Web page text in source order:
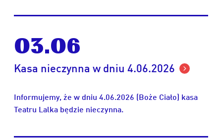
03.06
Kasa nieczynna w dniu 4.06.2026
Informujemy, że w dniu 4.06.2026 (Boże Ciało) kasa
Teatru Lalka będzie nieczynna.